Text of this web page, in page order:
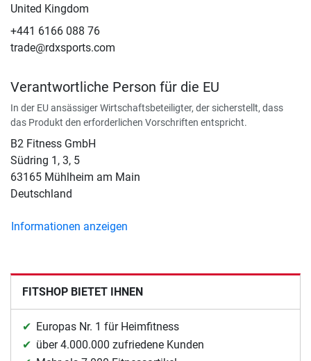
United Kingdom
+441 6166 088 76
trade@rdxsports.com
Verantwortliche Person für die EU
In der EU ansässiger Wirtschaftsbeteiligter, der sicherstellt, dass
das Produkt den erforderlichen Vorschriften entspricht.
B2 Fitness GmbH
Südring 1, 3, 5
63165 Mühlheim am Main
Deutschland
Informationen anzeigen
FITSHOP BIETET IHNEN
Europas Nr. 1 für Heimfitness
über 4.000.000 zufriedene Kunden